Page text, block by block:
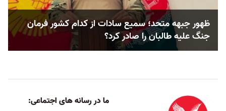
ظهور جبهه متحد؛ سمیع سادات از کدام کشور فرمان
جنگ علیه طالبان را صادر کرد؟
ما در رسانه های اجتماعی: